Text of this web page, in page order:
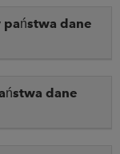
dane
dane